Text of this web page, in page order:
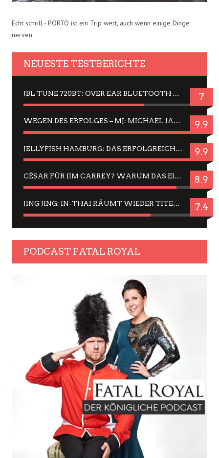
Echt schrill - PORTO ist ein Trip wert, auch wenn einige Dinge
nerven.
NEUESTE TESTBERICHTE
JBL TUNE 720BT: OVER EAR BLUETOOTH KOPFHÖRER UM DIE 50,-€ IM DAUER-TEST 7
WEGEN DES ERFOLGES – MJ: MICHAEL JACKSON MUSICAL IN EINER MATINEE SEHEN 9.9
JELLYFISH HAMBURG: DAS ERFOLGREICHE SOMMER-MENÜ 2025 IN GEFÜHLEN UND BILDERN 9.9
CÉSAR FÜR JIM CARREY? WARUM DAS EINER DER NERVIGSTEN ACTORS IST UND BLEIBT 8.9
JING JING: IN-THAI RÄUMT WIEDER TITEL AB – EIN ZWEI-STUNDEN-ERLEBNISBERICHT 7.4
PODCAST FATAL ROYAL